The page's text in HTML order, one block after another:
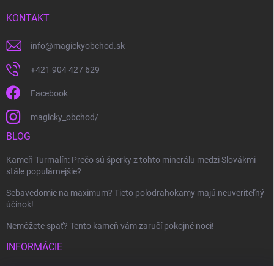
KONTAKT
info@magickyobchod.sk
+421 904 427 629
Facebook
magicky_obchod/
BLOG
Kameň Turmalín: Prečo sú šperky z tohto minerálu medzi Slovákmi
stále populárnejšie?
Sebavedomie na maximum? Tieto polodrahokamy majú neuveriteľný
účinok!
Nemôžete spať? Tento kameň vám zaručí pokojné noci!
INFORMÁCIE